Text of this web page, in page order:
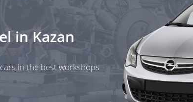
inKazan
in the best workshops